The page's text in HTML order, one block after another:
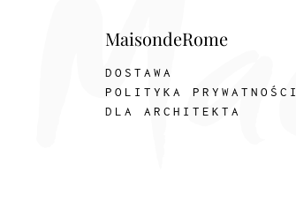
MaisondeRome
DOSTAWA
POLITYKA PRYWATNOŚCI
DLA ARCHITEKTA